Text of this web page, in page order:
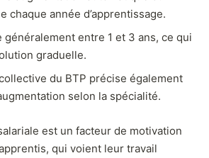
chaque année d’apprentissage.
généralement entre 1 et 3 ans, ce qui
graduelle.
du BTP précise également
selon la spécialité.
est un facteur de motivation
qui voient leur travail